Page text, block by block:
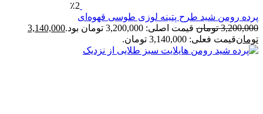
٪2
رومن شید طرح پتینه لوزی طوسی قهوه‌ای
تومان قیمت اصلی: 3,200,000 تومان بود.
3,140,000
قیمت فعلی: 3,140,000 تومان.